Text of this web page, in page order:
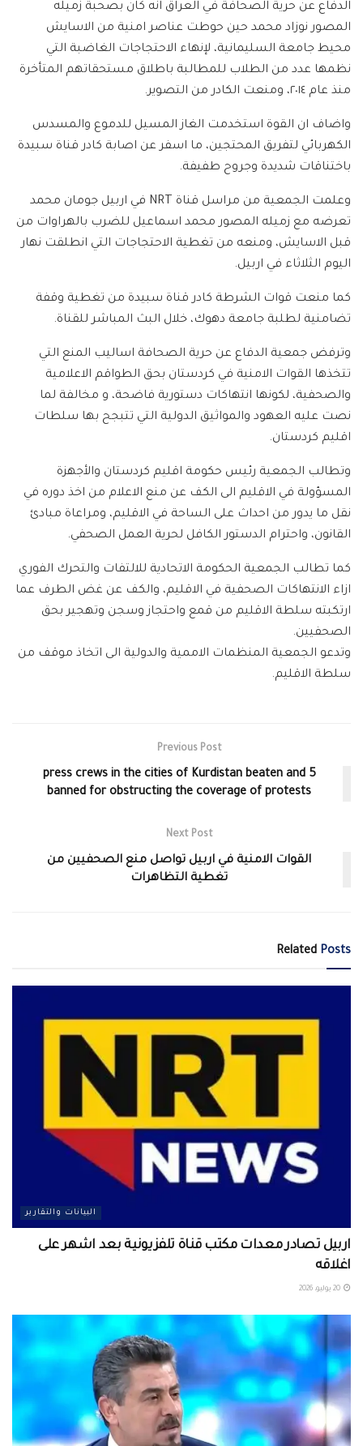
الدفاع عن حرية الصحافة في العراق انه كان بصحبة زميله
المصور نوزاد محمد حين حوطت عناصر امنية من الاسايش
محيط جامعة السليمانية، لإنهاء الاحتجاجات الغاضبة التي
نظمها عدد من الطلاب للمطالبة باطلاق مستحقاتهم المتأخرة
منذ عام ٢٠١٤، ومنعت الكادر من التصوير.
واضاف ان القوة استخدمت الغاز المسيل للدموع والمسدس
الكهربائي لتفريق المحتجين، ما اسفر عن اصابة كادر قناة سبيدة
باختناقات شديدة وجروح طفيفة.
وعلمت الجمعية من مراسل قناة NRT في اربيل جومان محمد
تعرضه مع زميله المصور محمد اسماعيل للضرب بالهراوات من
قبل الاسايش، ومنعه من تغطية الاحتجاجات التي انطلقت نهار
اليوم الثلاثاء في اربيل.
كما منعت قوات الشرطة كادر قناة سبيدة من تغطية وقفة
تضامنية لطلبة جامعة دهوك، خلال البث المباشر للقناة.
وترفض جمعية الدفاع عن حرية الصحافة اساليب المنع التي
تتخذها القوات الامنية في كردستان بحق الطواقم الاعلامية
والصحفية، لكونها انتهاكات دستورية فاضحة، و مخالفة لما
نصت عليه العهود والمواثيق الدولية التي تتبجح بها سلطات
اقليم كردستان.
وتطالب الجمعية رئيس حكومة اقليم كردستان والأجهزة
المسؤولة في الاقليم الى الكف عن منع الاعلام من اخذ دوره في
نقل ما يدور من احداث على الساحة في الاقليم، ومراعاة مبادئ
القانون، واحترام الدستور الكافل لحرية العمل الصحفي.
كما تطالب الجمعية الحكومة الاتحادية للالتفات والتحرك الفوري
ازاء الانتهاكات الصحفية في الاقليم، والكف عن غض الطرف عما
ارتكبته سلطة الاقليم من قمع واحتجاز وسجن وتهجير بحق
الصحفيين.
وتدعو الجمعية المنظمات الاممية والدولية الى اتخاذ موقف من
سلطة الاقليم.
Previous Post
5 press crews in the cities of Kurdistan beaten and
banned for obstructing the coverage of protests
Next Post
القوات الامنية في اربيل تواصل منع الصحفيين من
تغطية التظاهرات
Related Posts
البيانات والتقارير
اربيل تصادر معدات مكتب قناة تلفزيونية بعد اشهر على
اغلاقه